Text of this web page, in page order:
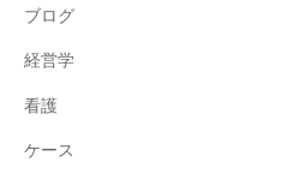
ブログ
経営学
看護
ケース